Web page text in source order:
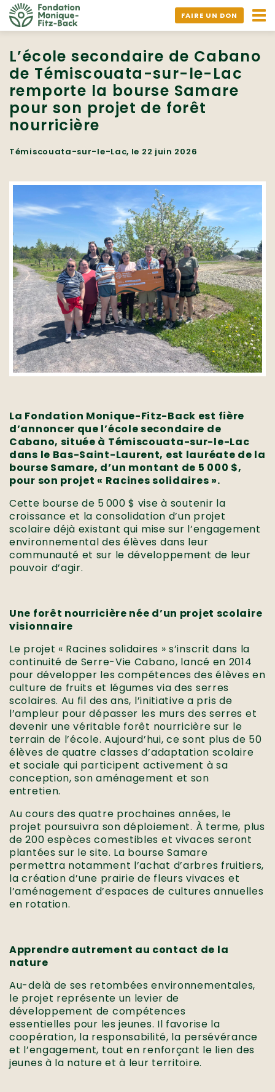
FAIRE UN DON
L’école secondaire de Cabano
de Témiscouata-sur-le-Lac
remporte la bourse Samare
pour son projet de forêt
nourricière
Témiscouata-sur-le-Lac, le 22 juin 2026
La Fondation Monique-Fitz-Back est fière
d’annoncer que l’école secondaire de
Cabano, située à Témiscouata-sur-le-Lac
dans le Bas-Saint-Laurent, est lauréate de la
bourse Samare, d’un montant de 5 000 $,
pour son projet « Racines solidaires ».
Cette bourse de 5 000 $ vise à soutenir la
croissance et la consolidation d’un projet
scolaire déjà existant qui mise sur l’engagement
environnemental des élèves dans leur
communauté et sur le développement de leur
pouvoir d’agir.
Une forêt nourricière née d’un projet scolaire
visionnaire
Le projet « Racines solidaires » s’inscrit dans la
continuité de Serre-Vie Cabano, lancé en 2014
pour développer les compétences des élèves en
culture de fruits et légumes via des serres
scolaires. Au fil des ans, l’initiative a pris de
l’ampleur pour dépasser les murs des serres et
devenir une véritable forêt nourricière sur le
terrain de l’école. Aujourd’hui, ce sont plus de 50
élèves de quatre classes d’adaptation scolaire
et sociale qui participent activement à sa
conception, son aménagement et son
entretien.
Au cours des quatre prochaines années, le
projet poursuivra son déploiement. À terme, plus
de 200 espèces comestibles et vivaces seront
plantées sur le site. La bourse Samare
permettra notamment l’achat d’arbres fruitiers,
la création d’une prairie de fleurs vivaces et
l’aménagement d’espaces de cultures annuelles
en rotation.
Apprendre autrement au contact de la
nature
Au-delà de ses retombées environnementales,
le projet représente un levier de
développement de compétences
essentielles pour les jeunes. Il favorise la
coopération, la responsabilité, la persévérance
et l’engagement, tout en renforçant le lien des
jeunes à la nature et à leur territoire.